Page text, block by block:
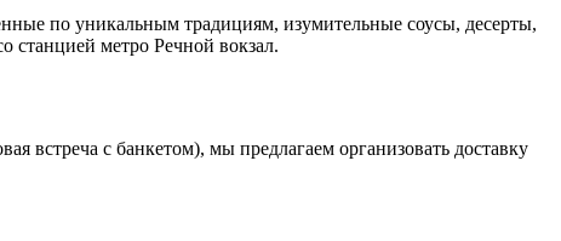
по уникальным традициям, изумительные соусы, десерты,
станцией метро Речной вокзал.
встреча с банкетом), мы предлагаем организовать доставку